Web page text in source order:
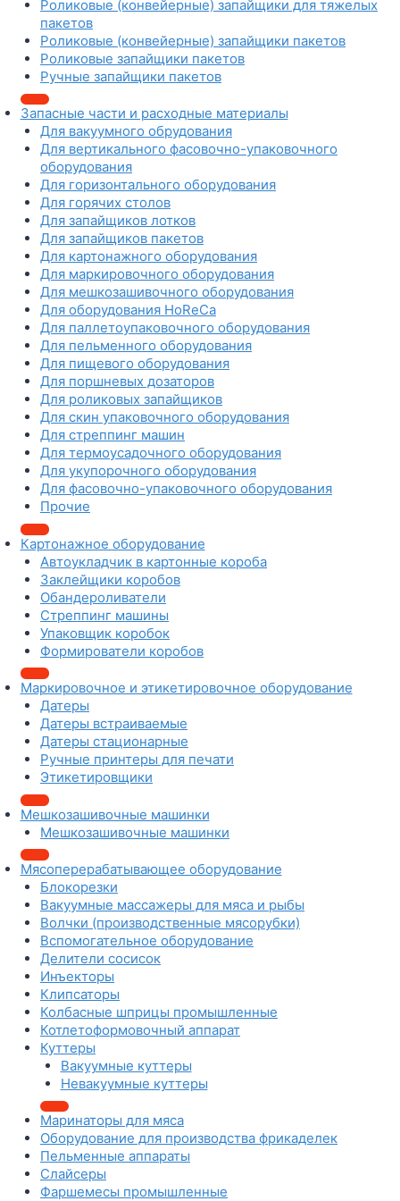
у
п
а
о
в
о
ч
н
а
я
м
а
ш
и
н
а
Т
М
-
7
А
3
(
к
о
б
и
н
и
р
о
в
а
н
н
ы
й
)
т
к
о
в
е
в
е
д
р
о
и
а
к
е
о
в
Д
О
Й
П
А
К
Ф
а
с
о
в
к
а
к
о
ф
е
с
п
е
й
т
р
а
в
ч
а
с
л
и
д
л
в
а
н
Роликовые (конвейерные) запайщики для тяжелых
пакетов
Роликовые (конвейерные) запайщики пакетов
Роликовые запайщики пакетов
Ручные запайщики пакетов
Запасные части и расходные материалы
Для вакуумного обрудования
Для вертикального фасовочно-упаковочного
оборудования
Для горизонтального оборудования
Для горячих столов
Для запайщиков лотков
Для запайщиков пакетов
Для картонажного оборудования
Для маркировочного оборудования
Для мешкозашивочного оборудования
Для оборудования HoReCa
Для паллетоупаковочного оборудования
Для пельменного оборудования
Для пищевого оборудования
Для поршневых дозаторов
Для роликовых запайщиков
Для скин упаковочного оборудования
Для стреппинг машин
Для термоусадочного оборудования
Для укупорочного оборудования
Для фасовочно-упаковочного оборудования
Прочие
Картонажное оборудование
Автоукладчик в картонные короба
Заклейщики коробов
Обандероливатели
Стреппинг машины
Упаковщик коробок
Формирователи коробов
Маркировочное и этикетировочное оборудование
Датеры
Датеры встраиваемые
Датеры стационарные
Ручные принтеры для печати
Этикетировщики
Мешкозашивочные машинки
Мешкозашивочные машинки
Мясоперерабатывающее оборудование
Блокорезки
Вакуумные массажеры для мяса и рыбы
Волчки (производственные мясорубки)
Вспомогательное оборудование
Делители сосисок
Инъекторы
Клипсаторы
Колбасные шприцы промышленные
Котлетоформовочный аппарат
Куттеры
Вакуумные куттеры
Невакуумные куттеры
Маринаторы для мяса
Оборудование для производства фрикаделек
Пельменные аппараты
Слайсеры
Фаршемесы промышленные